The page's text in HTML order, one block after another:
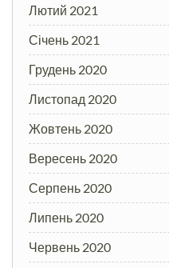
Лютий 2021
Січень 2021
Грудень 2020
Листопад 2020
Жовтень 2020
Вересень 2020
Серпень 2020
Липень 2020
Червень 2020